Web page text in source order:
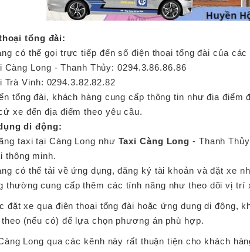
tổng đài:
có thể gọi trực tiếp đến số điện thoại tổng đài của
Càng Long - Thanh Thủy: 0294.3.86.86.86
Trà Vinh: 0294.3.82.82.82
tổng đài, khách hàng cung cấp thông tin như địa
xe đến địa điểm theo yêu cầu.
di động:
taxi tại Càng Long như Taxi Càng Long - Thanh
thông minh.
có thể tải về ứng dụng, đăng ký tài khoản và đặt xe
thường cung cấp thêm các tính năng như theo dõi vị trí
đặt xe qua điện thoại tổng đài hoặc ứng dụng di động,
(nếu có) để lựa chọn phương án phù hợp.
Long qua các kênh này rất thuận tiện cho khách